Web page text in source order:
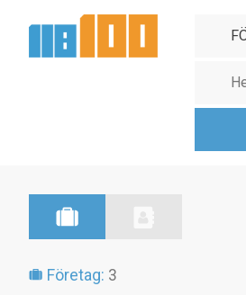
Företag: 3